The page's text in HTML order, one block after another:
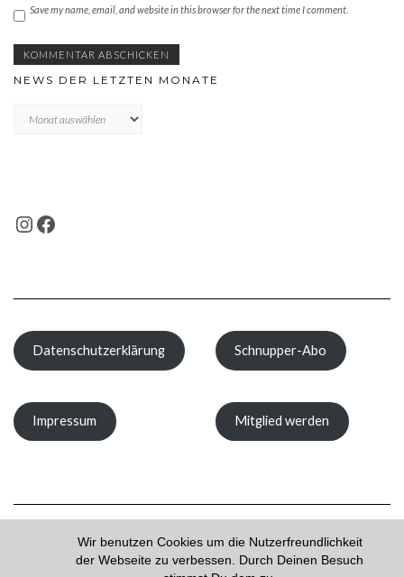
Wir benutzen Cookies um die Nutzerfreundlichkeit
der Webseite zu verbessen. Durch Deinen Besuch
Save my name, email, and website in this browser for the next time I comment.
NEWS DER LETZTEN MONATE
der
INSTAGRAM
FACEBOOK
Datenschutzerklärung
Impressum
Schnupper-Abo
Mitglied werden
Copyright © 2026